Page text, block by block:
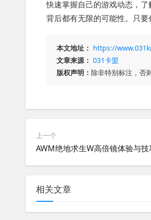
快速掌握自己的游戏动态，
背后都有无限的可能性。只
本文地址： https://
文章来源： 031卡盟
版权声明： 除非特别标注，否
上一个
相关文章